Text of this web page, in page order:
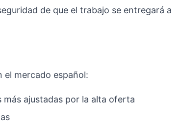
de que el trabajo se entregará a
el mercado español:
más ajustadas por la alta oferta